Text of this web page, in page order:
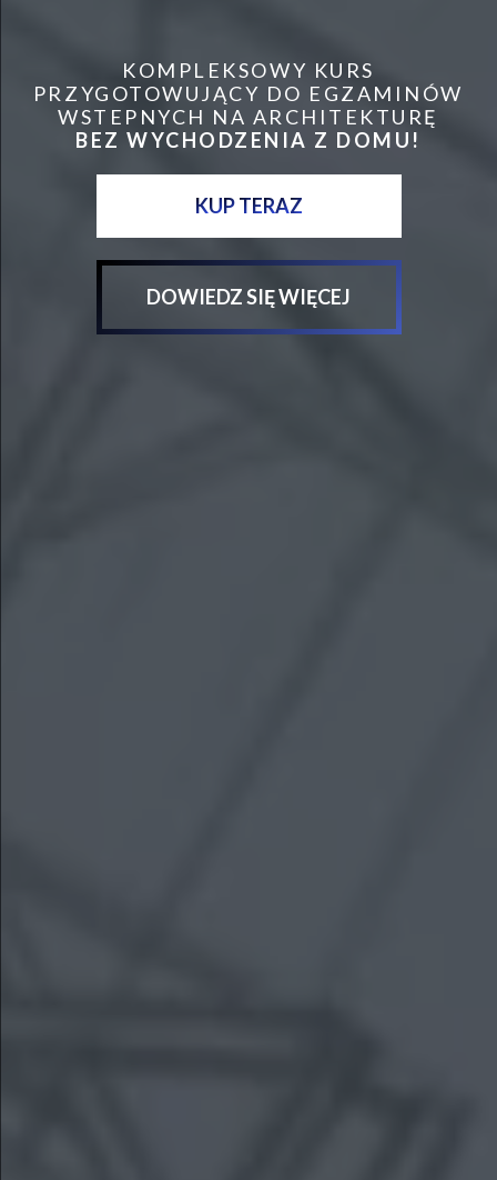
KOMPLEKSOWY KURS
PRZYGOTOWUJĄCY DO EGZAMINÓW
WSTEPNYCH NA ARCHITEKTURĘ
BEZ WYCHODZENIA Z DOMU!
KUP TERAZ
DOWIEDZ SIĘ WIĘCEJ